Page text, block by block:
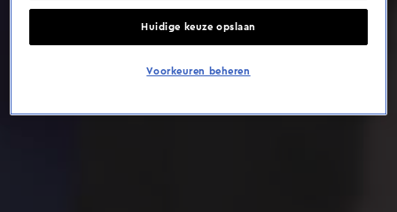
Huidige keuze opslaan
Voorkeuren beheren